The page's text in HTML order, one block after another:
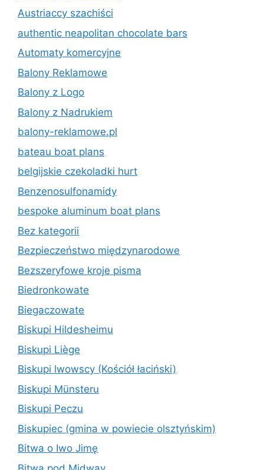
Austriaccy szachiści
authentic neapolitan chocolate bars
Automaty komercyjne
Balony Reklamowe
Balony z Logo
Balony z Nadrukiem
balony-reklamowe.pl
bateau boat plans
belgijskie czekoladki hurt
Benzenosulfonamidy
bespoke aluminum boat plans
Bez kategorii
Bezpieczeństwo międzynarodowe
Bezszeryfowe kroje pisma
Biedronkowate
Biegaczowate
Biskupi Hildesheimu
Biskupi Liège
Biskupi lwowscy (Kościół łaciński)
Biskupi Münsteru
Biskupi Peczu
Biskupiec (gmina w powiecie olsztyńskim)
Bitwa o Iwo Jimę